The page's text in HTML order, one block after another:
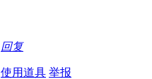
回复
使用道具 举报